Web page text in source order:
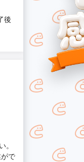
後
で